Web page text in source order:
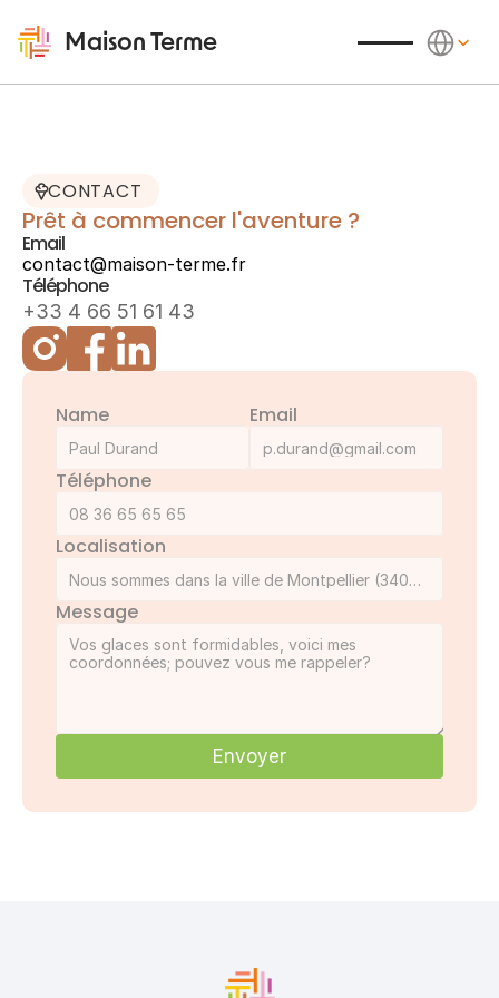
Maison Terme
CONTACT
Prêt à commencer l'aventure ?
Email
contact@maison-terme.fr
Téléphone
+33 4 66 51 61 43
Name Email
Téléphone
Localisation
Message
Envoyer